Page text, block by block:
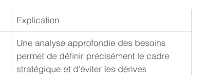
Explication
Une analyse approfondie des besoins
permet de définir précisément le cadre
stratégique et d’éviter les dérives